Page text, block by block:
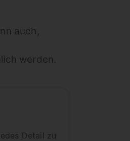
auch,
werden.
Detail zu